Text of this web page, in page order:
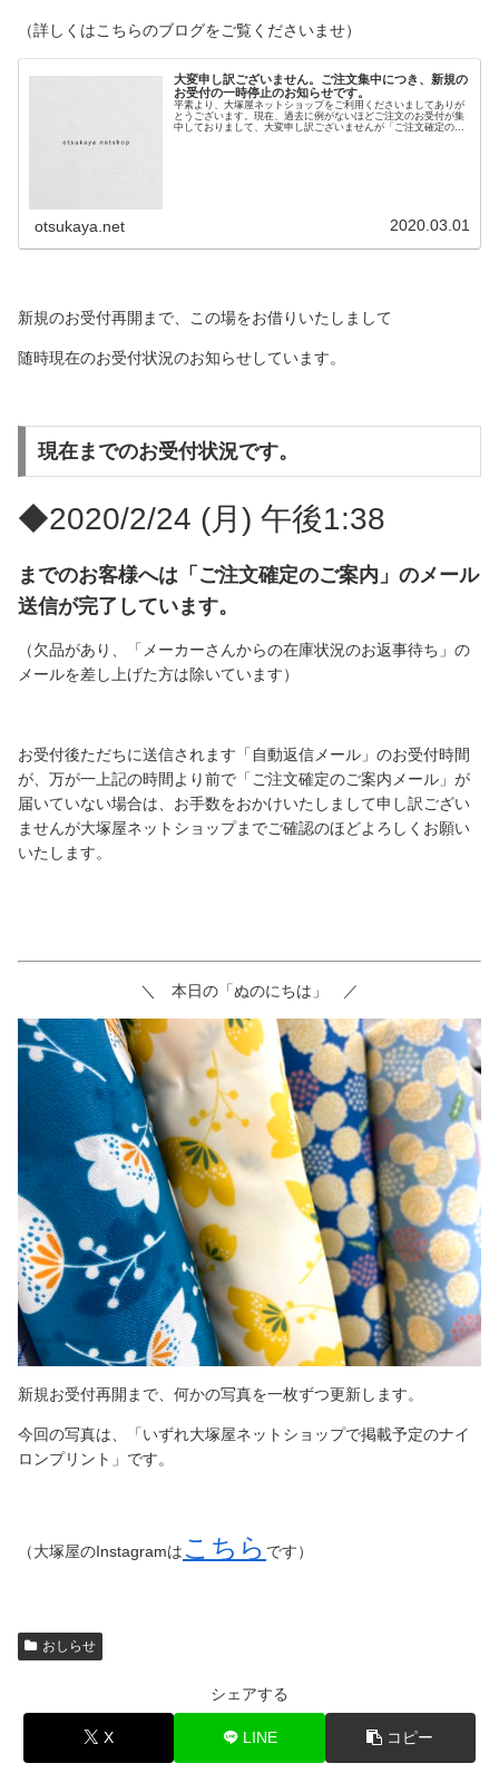
（詳しくはこちらのブログをご覧くださいませ）
大変申し訳ございません。ご注文集中につき、新規の
お受付の一時停止のお知らせです。
平素より、大塚屋ネットショップをご利用くださいましてありが
とうございます。現在、過去に例がないほどご注文のお受付が集
中しておりまして、大変申し訳ございませんが「ご注文確定のメ
otsukaya.net 2020.03.01
新規のお受付再開まで、この場をお借りいたしまして
随時現在のお受付状況のお知らせしています。
現在までのお受付状況です。
◆2020/2/24 (月) 午後1:38
までのお客様へは「ご注文確定のご案内」のメール
送信が完了しています。
（欠品があり、「メーカーさんからの在庫状況のお返事待ち」の
メールを差し上げた方は除いています）
お受付後ただちに送信されます「自動返信メール」のお受付時間
が、万が一上記の時間より前で「ご注文確定のご案内メール」が
届いていない場合は、お手数をおかけいたしまして申し訳ござい
ませんが大塚屋ネットショップまでご確認のほどよろしくお願い
いたします。
＼ 本日の「ぬのにちは」 ／
新規お受付再開まで、何かの写真を一枚ずつ更新します。
今回の写真は、「いずれ大塚屋ネットショップで掲載予定のナイ
ロンプリント」です。
（大塚屋のInstagramは こちら です）
おしらせ
シェアする
X LINE コピー